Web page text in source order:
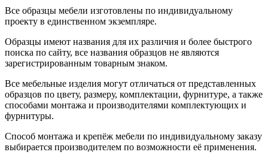
Все образцы мебели изготовлены по индивидуальному
проекту в единственном экземпляре.
Образцы имеют названия для их различия и более быстрого
поиска по сайту, все названия образцов не являются
зарегистрированным товарным знаком.
Все мебельные изделия могут отличаться от представленных
образцов по цвету, размеру, комплектации, фурнитуре, а также
способами монтажа и производителями комплектующих и
фурнитуры.
Способ монтажа и крепёж мебели по индивидуальному заказу
выбирается производителем по возможности её применения.